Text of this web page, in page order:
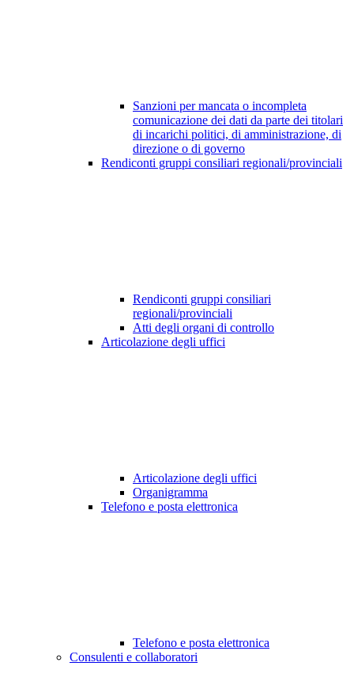
Sanzioni per mancata o incompleta
comunicazione dei dati da parte dei titolari
di incarichi politici, di amministrazione, di
direzione o di governo
Rendiconti gruppi consiliari regionali/provinciali
Rendiconti gruppi consiliari
regionali/provinciali
Atti degli organi di controllo
Articolazione degli uffici
Articolazione degli uffici
Organigramma
Telefono e posta elettronica
Telefono e posta elettronica
Consulenti e collaboratori